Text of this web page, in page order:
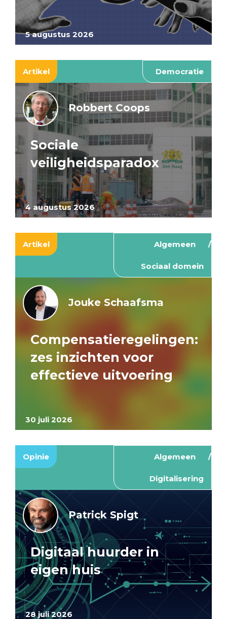
5 augustus 2026
Artikel Democratie
4 augustus 2026
Robbert Coops
Sociale
veiligheidsparadox
Artikel Algemeen
Sociaal domein
30 juli 2026
Jouke Schaafsma
Compensatieregelingen:
zes inzichten voor
effectieve uitvoering
Opinie Algemeen
Digitalisering
28 juli 2026
Patrick Spigt
Digitaal huurder in
eigen huis